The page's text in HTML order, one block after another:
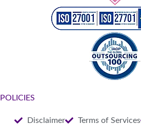
POLICIES
Disclaimer Terms of Services